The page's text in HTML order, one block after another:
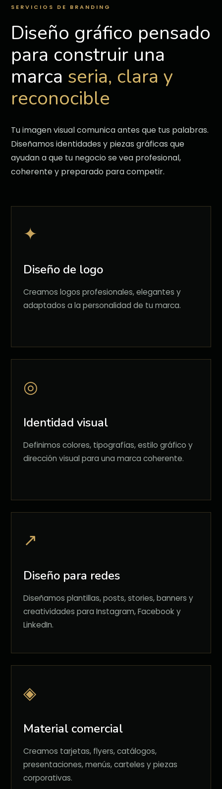
SERVICIOS DE BRANDING
Diseño gráfico pensado
para construir una
marca seria, clara y
reconocible
Tu imagen visual comunica antes que tus palabras.
Diseñamos identidades y piezas gráficas que
ayudan a que tu negocio se vea profesional,
coherente y preparado para competir.
✦
Diseño de logo
Creamos logos profesionales, elegantes y
adaptados a la personalidad de tu marca.
◎
Identidad visual
Definimos colores, tipografías, estilo gráfico y
dirección visual para una marca coherente.
↗
Diseño para redes
Diseñamos plantillas, posts, stories, banners y
creatividades para Instagram, Facebook y
LinkedIn.
◈
Material comercial
Creamos tarjetas, flyers, catálogos,
presentaciones, menús, carteles y piezas
corporativas.